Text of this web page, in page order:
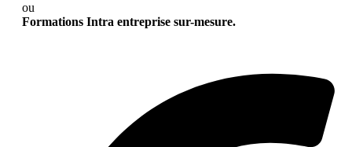
ou
Formations Intra entreprise sur-mesure.